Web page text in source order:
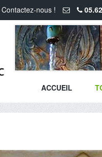
nous !
ACCUEIL